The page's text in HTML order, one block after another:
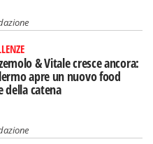
& Vitale cresce ancora:
apre un nuovo food
della catena